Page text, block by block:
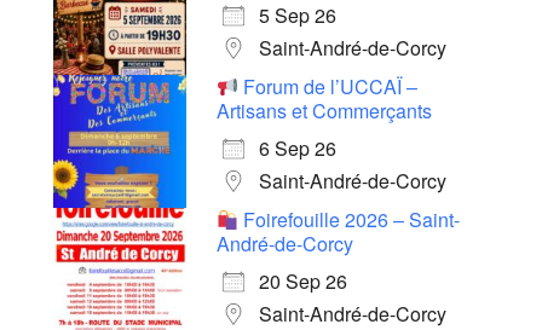
5 Sep 26
Saint-André-de-Corcy
Forum de l’UCCAÏ –
Artisans et Commerçants
6 Sep 26
Saint-André-de-Corcy
Foirefouille 2026 – Saint-
André-de-Corcy
20 Sep 26
Saint-André-de-Corcy